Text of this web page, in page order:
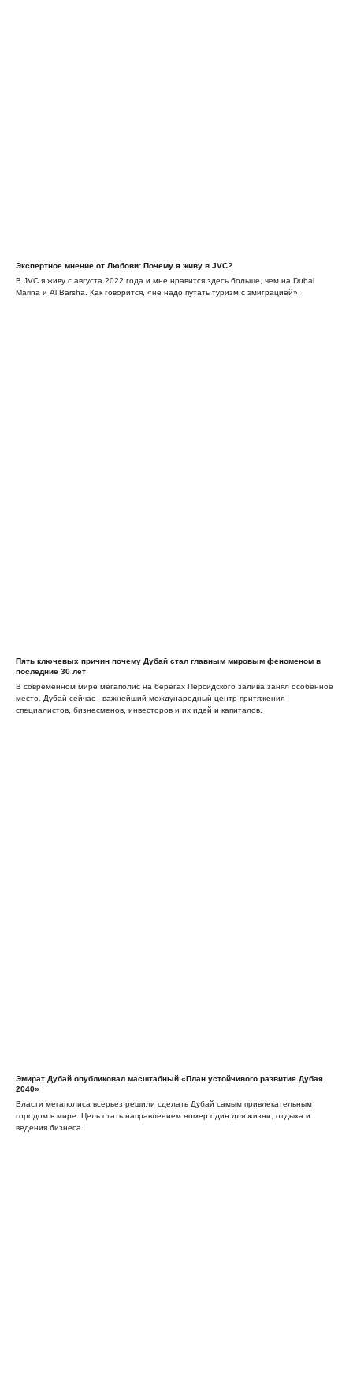
Экспертное мнение от Любови: Почему я живу в JVC?
В JVC я живу с августа 2022 года и мне нравится здесь больше, чем на Dubai
Marina и Al Barsha. Как говорится, «не надо путать туризм с эмиграцией».
Пять ключевых причин почему Дубай стал главным мировым феноменом в
последние 30 лет
В современном мире мегаполис на берегах Персидского залива занял особенное
место. Дубай сейчас - важнейший международный центр притяжения
специалистов, бизнесменов, инвесторов и их идей и капиталов.
Эмират Дубай опубликовал масштабный «План устойчивого развития Дубая
2040»
Власти мегаполиса всерьез решили сделать Дубай самым привлекательным
городом в мире. Цель стать направлением номер один для жизни, отдыха и
ведения бизнеса.